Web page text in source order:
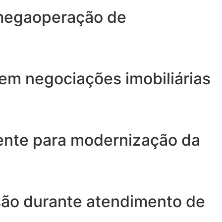
de
negociações imobiliárias
para modernização da
durante atendimento de